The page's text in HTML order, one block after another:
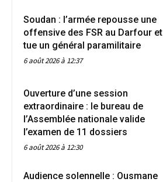
Soudan : l’armée repousse une
offensive des FSR au Darfour et
tue un général paramilitaire
6 août 2026 à 12:37
Ouverture d’une session
extraordinaire : le bureau de
l’Assemblée nationale valide
l’examen de 11 dossiers
6 août 2026 à 12:30
Audience solennelle : Ousmane